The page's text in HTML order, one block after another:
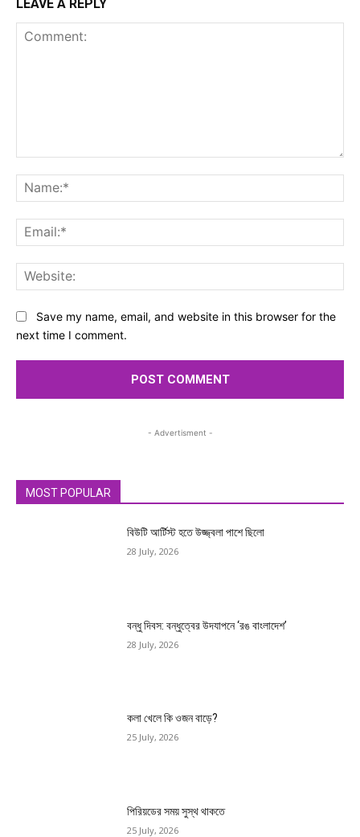
LEAVE A REPLY
Save my name, email, and website in this browser for the
next time I comment.
- Advertisment -
MOST POPULAR
বিউটি আর্টিস্ট হতে উজ্জ্বলা পাশে ছিলো
28 July, 2026
বন্ধু দিবস: বন্ধুত্বের উদযাপনে ‘রঙ বাংলাদেশ’
28 July, 2026
কলা খেলে কি ওজন বাড়ে?
25 July, 2026
পিরিয়ডের সময় সুস্থ থাকতে
25 July, 2026